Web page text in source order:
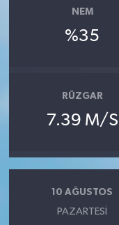
NEM
%35
RÜZGAR
7.39 M/S
10 AĞUSTOS
PAZARTESI
KÜLTÜR SANAT
Otomobil
Sağlık
SİYASET